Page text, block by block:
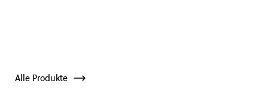
Alle Produkte